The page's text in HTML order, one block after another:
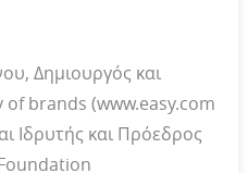
Δημιουργός και
of brands (www.easy.com
Ιδρυτής και Πρόεδρος